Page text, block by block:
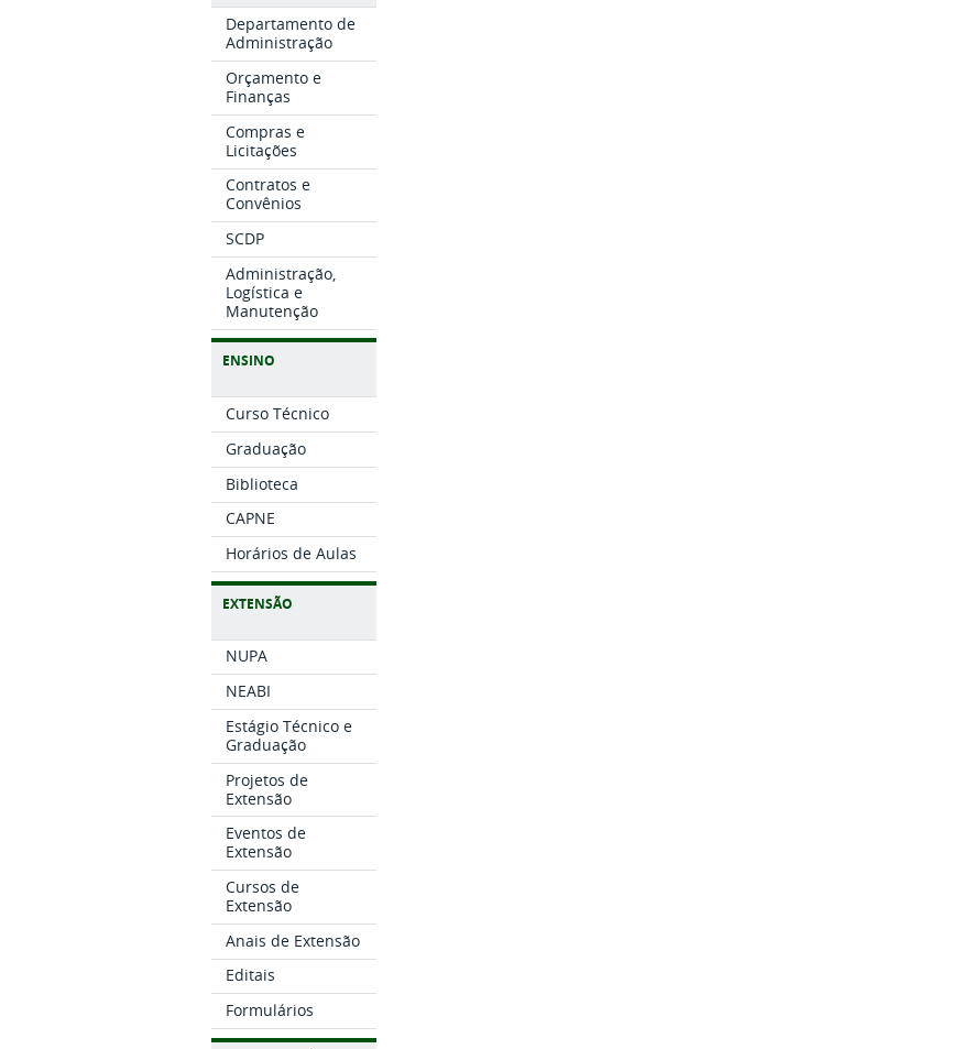
Departamento de
Administração
Orçamento e
Finanças
Compras e
Licitações
Contratos e
Convênios
SCDP
Administração,
Logística e
Manutenção
ENSINO
Curso Técnico
Graduação
Biblioteca
CAPNE
Horários de Aulas
EXTENSÃO
NUPA
NEABI
Estágio Técnico e
Graduação
Projetos de
Extensão
Eventos de
Extensão
Cursos de
Extensão
Anais de Extensão
Editais
Formulários